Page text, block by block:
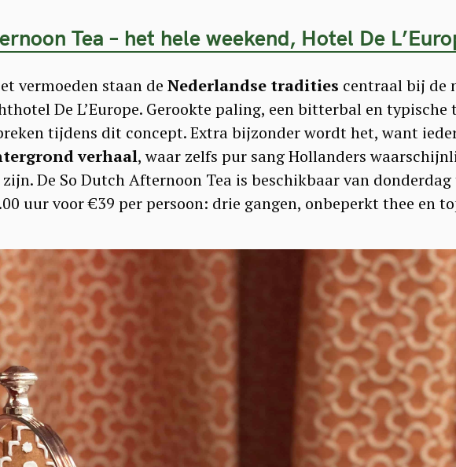
Tea – het hele weekend, Hotel De
vermoeden staan de Nederlandse tradities centraal bij de
De L’Europe. Gerookte paling, een bitterbal en typische
tijdens dit concept. Extra bijzonder wordt het, want
verhaal, waar zelfs pur sang Hollanders
De So Dutch Afternoon Tea is beschikbaar van
uur voor €39 per persoon: drie gangen, onbeperkt thee en